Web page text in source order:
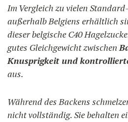
Im Vergleich zu vielen
außerhalb Belgiens erhältlich
dieser belgische C40
gutes Gleichgewicht zwischen
Knusprigkeit und
aus.
Während des Backens
nicht vollständig. Sie behalten